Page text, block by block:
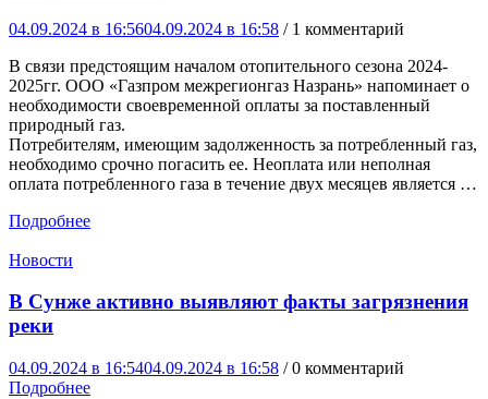
04.09.2024 в 16:5604.09.2024 в 16:58 / 1 комментарий
В связи предстоящим началом отопительного сезона 2024-
2025гг. ООО «Газпром межрегионгаз Назрань» напоминает о
необходимости своевременной оплаты за поставленный
природный газ.
Потребителям, имеющим задолженность за потребленный газ,
необходимо срочно погасить ее. Неоплата или неполная
оплата потребленного газа в течение двух месяцев является …
Подробнее
Новости
В Сунже активно выявляют факты загрязнения
реки
04.09.2024 в 16:5404.09.2024 в 16:58 / 0 комментарий
Подробнее